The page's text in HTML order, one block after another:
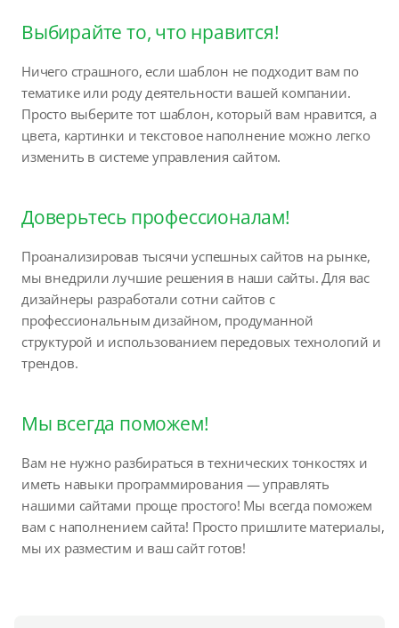
Выбирайте то, что нравится!
Ничего страшного, если шаблон не подходит вам по
тематике или роду деятельности вашей компании.
Просто выберите тот шаблон, который вам нравится, а
цвета, картинки и текстовое наполнение можно легко
изменить в системе управления сайтом.
Доверьтесь профессионалам!
Проанализировав тысячи успешных сайтов на рынке,
мы внедрили лучшие решения в наши сайты. Для вас
дизайнеры разработали сотни сайтов с
профессиональным дизайном, продуманной
структурой и использованием передовых технологий и
трендов.
Мы всегда поможем!
Вам не нужно разбираться в технических тонкостях и
иметь навыки программирования — управлять
нашими сайтами проще простого! Мы всегда поможем
вам с наполнением сайта! Просто пришлите материалы,
мы их разместим и ваш сайт готов!